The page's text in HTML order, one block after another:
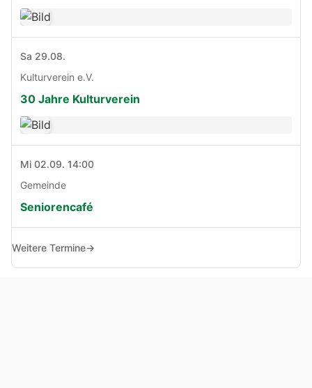
Sa 29.08.
Kulturverein e.V.
30 Jahre Kulturverein
Mi 02.09. 14:00
Gemeinde
Seniorencafé
Weitere Termine→